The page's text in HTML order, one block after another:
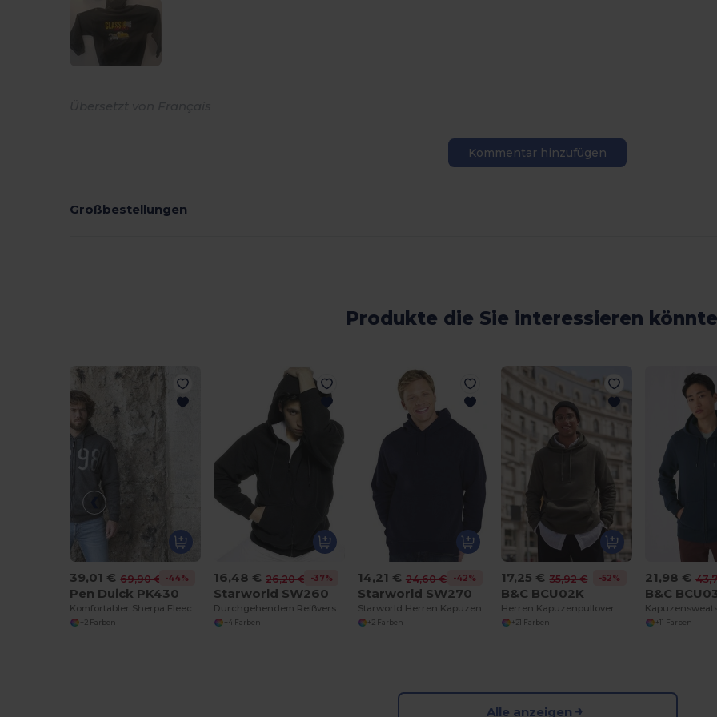
Kommentar hinzufügen
Großbestellungen
Produkte die Sie interessieren
39,01 € 69,90 € -44%
Pen Duick PK430
+2 Farben
16,48 € 26,20 € -37%
Starworld SW260
+4 Farben
14,21 € 24,60 € -42%
Starworld SW270
+2 Farben
17,25 € 35,92 € -52%
B&C BCU02K
Herren Kapuzenpullover
+21 Farben
21,98 €
B&C
+11 Farben
Alle anzeigen